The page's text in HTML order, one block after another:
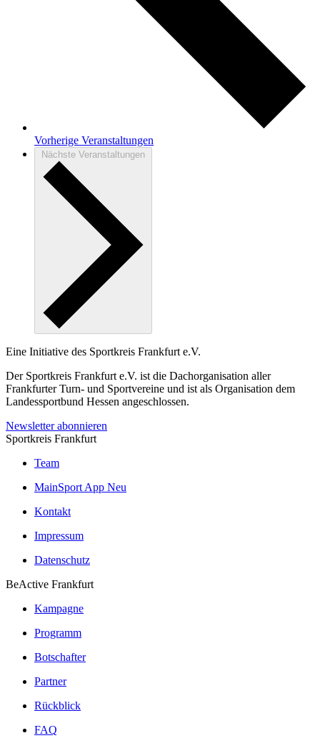
Vorherige Veranstaltungen
Nächste Veranstaltungen
Eine Initiative des Sportkreis Frankfurt e.V.
Der Sportkreis Frankfurt e.V. ist die Dachorganisation aller
Frankfurter Turn- und Sportvereine und ist als Organisation dem
Landessportbund Hessen angeschlossen.
Newsletter abonnieren
Sportkreis Frankfurt
Team
MainSport App Neu
Kontakt
Impressum
Datenschutz
BeActive Frankfurt
Kampagne
Programm
Botschafter
Partner
Rückblick
FAQ